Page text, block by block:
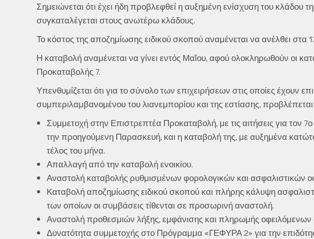
Σημειώνεται ότι έχει ήδη προβλεφθεί η αυξημένη ενίσχυση του κλάδου
συγκαταλέγεται στους ανωτέρω κλάδους.
Το κόστος της αποζημίωσης ειδικού σκοπού αναμένεται να ανέλθει στα
Η καταβολή αναμένεται να γίνει εντός Μαΐου, αφού ολοκληρωθούν οι
Προκαταβολής 7.
Υπενθυμίζεται ότι για το σύνολο των επιχειρήσεων στις οποίες έχουν
συμπεριλαμβανομένου του λιανεμπορίου και της εστίασης, προβλέπεται
Συμμετοχή στην Επιστρεπτέα Προκαταβολή, με τις αιτήσεις για τον
την προηγούμενη Παρασκευή, και η καταβολή της, με αυξημένα
τέλος του μήνα.
Απαλλαγή από την καταβολή ενοικίου.
Αναστολή καταβολής ρυθμισμένων φορολογικών και ασφαλιστικών
Καταβολή αποζημίωσης ειδικού σκοπού και πλήρης κάλυψη
των οποίων οι συμβάσεις τίθενται σε προσωρινή αναστολή.
Αναστολή προθεσμιών λήξης, εμφάνισης και πληρωμής
Δυνατότητα συμμετοχής στο Πρόγραμμα «ΓΕΦΥΡΑ 2» για την